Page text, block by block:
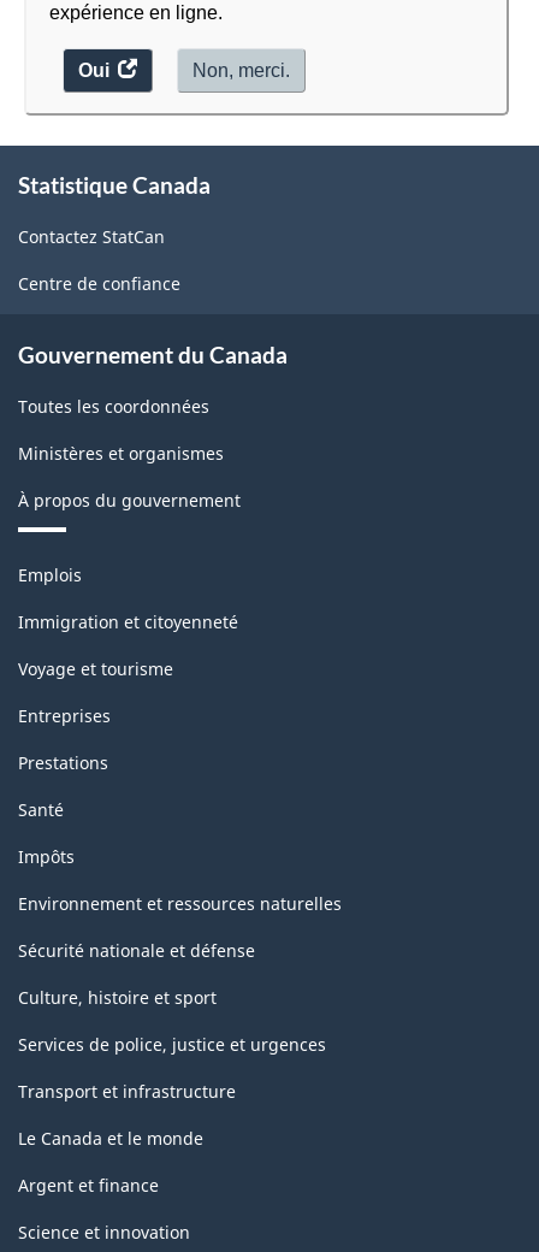
expérience en ligne.
Oui
accéder
au
Non, merci.
propos
ce
site
Statistique Canada
Contactez StatCan
Centre de confiance
Gouvernement du Canada
Toutes les coordonnées
Ministères et organismes
À propos du gouvernement
Thèmes
sujets
Emplois
Immigration et citoyenneté
Voyage et tourisme
Entreprises
Prestations
Santé
Impôts
Environnement et ressources naturelles
Sécurité nationale et défense
Culture, histoire et sport
Services de police, justice et urgences
Transport et infrastructure
Le Canada et le monde
Argent et finance
Science et innovation